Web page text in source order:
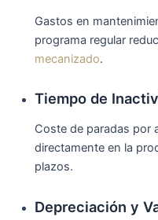
Gastos en
programa regular
mecanizado.
Tiempo de
Coste de paradas por
directamente en la
plazos.
Depreciación y